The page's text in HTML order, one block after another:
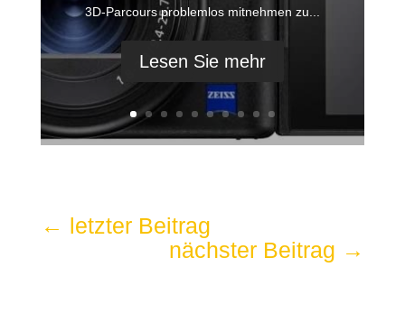
3D-Parcours problemlos mitnehmen zu...
Lesen Sie mehr
← letzter Beitrag
nächster Beitrag →